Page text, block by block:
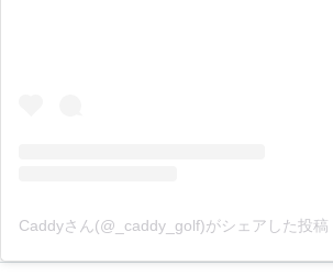
Caddyさん(@_caddy_golf)がシェアした投稿